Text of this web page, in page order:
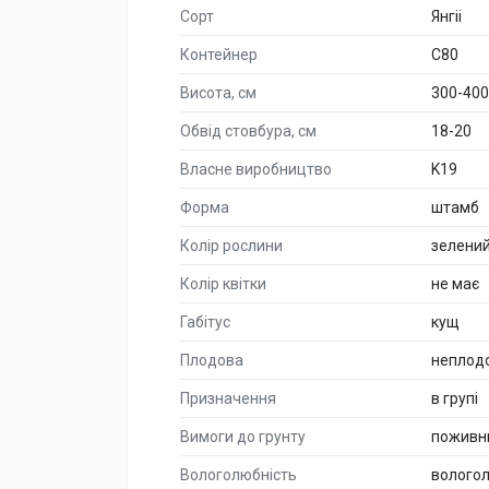
Сорт Янгіі
Контейнер C80
Висота, см 300-400
Обвід стовбура, см 18-20
Власне виробництво K19
Форма штамб
Колір рослини зелений
Колір квітки не має
Габітус кущ
Плодова
Призначення в групі
Вимоги до грунту
Вологолюбність